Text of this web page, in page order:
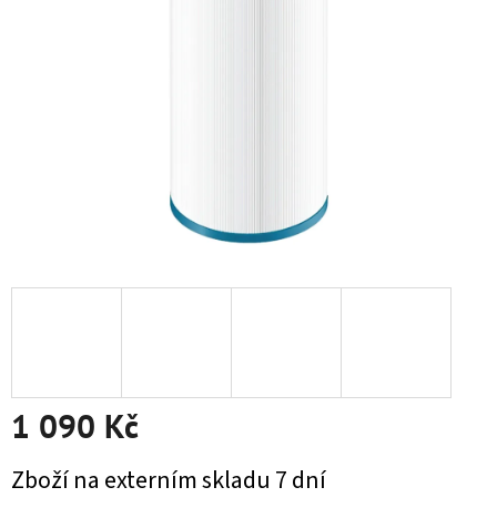
1 090 Kč
Zboží na externím skladu 7 dní